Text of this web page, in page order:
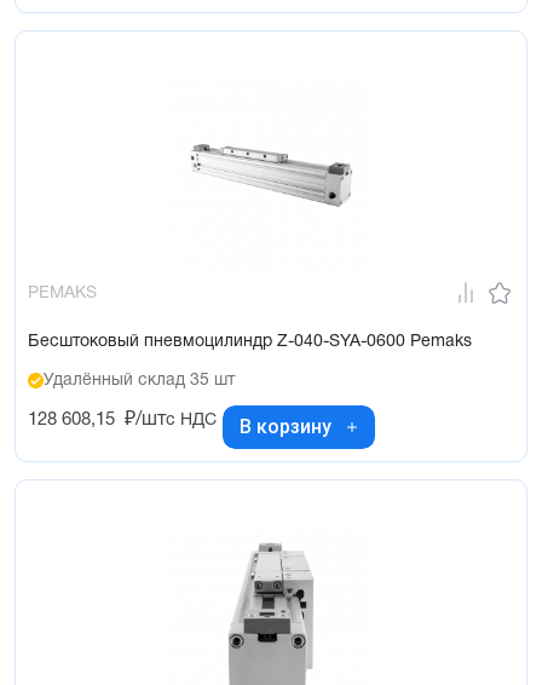
PEMAKS
Бесштоковый пневмоцилиндр Z-040-SYA-0600 Pemaks
Удалённый склад 35 шт
128 608,15 ₽/штс НДС В корзину